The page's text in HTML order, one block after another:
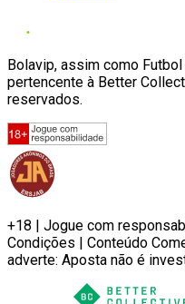
Bolavip, assim como
pertencente à Better
reservados.
+18 | Jogue com
Condições | Conteúdo
adverte: Aposta não é